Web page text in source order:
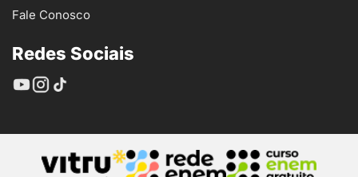
Fale Conosco
Redes Sociais